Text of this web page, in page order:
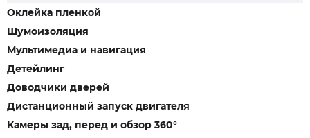
Оклейка пленкой
Шумоизоляция
Мультимедиа и навигация
Детейлинг
Доводчики дверей
Дистанционный запуск двигателя
Камеры зад, перед и обзор 360°